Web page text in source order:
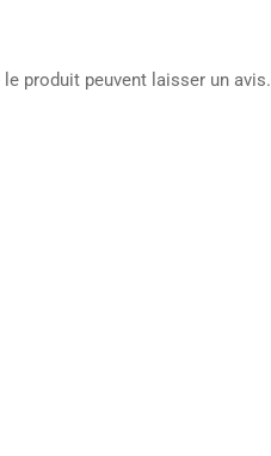
produit peuvent laisser un avis.